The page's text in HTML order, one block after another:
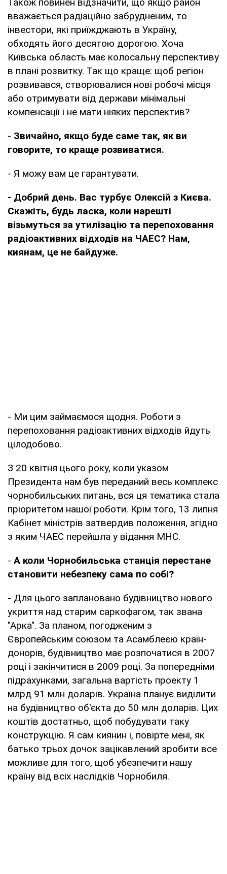
вважається радіаційно забрудненим, то
інвестори, які приїжджають в Україну,
обходять його десятою дорогою. Хоча
Київська область має колосальну перспективу
в плані розвитку. Так що краще: щоб регіон
розвивався, створювалися нові робочі місця
або отримувати від держави мінімальні
компенсації і не мати ніяких перспектив?
- Звичайно, якщо буде саме так, як ви
говорите, то краще розвиватися.
- Я можу вам це гарантувати.
- Добрий день. Вас турбує Олексій з Києва.
Скажіть, будь ласка, коли нарешті
візьмуться за утилізацію та перепоховання
радіоактивних відходів на ЧАЕС? Нам,
киянам, це не байдуже.
- Ми цим займаємося щодня. Роботи з
перепоховання радіоактивних відходів йдуть
цілодобово.
З 20 квітня цього року, коли указом
Президента нам був переданий весь комплекс
чорнобильських питань, вся ця тематика стала
пріоритетом нашої роботи. Крім того, 13 липня
Кабінет міністрів затвердив положення, згідно
з яким ЧАЕС перейшла у відання МНС.
- А коли Чорнобильська станція перестане
становити небезпеку сама по собі?
- Для цього заплановано будівництво нового
укриття над старим саркофагом, так звана
"Арка". За планом, погодженим з
Європейським союзом та Асамблеєю країн-
донорів, будівництво має розпочатися в 2007
році і закінчитися в 2009 році. За попередніми
підрахунками, загальна вартість проекту 1
млрд 91 млн доларів. Україна планує виділити
на будівництво об'єкта до 50 млн доларів. Цих
коштів достатньо, щоб побудувати таку
конструкцію. Я сам киянин і, повірте мені, як
батько трьох дочок зацікавлений зробити все
можливе для того, щоб убезпечити нашу
країну від всіх наслідків Чорнобиля.